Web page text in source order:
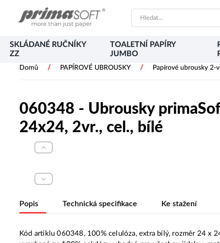
SKLÁDANÉ RUČNÍKY
ZZ
TOALETNÍ PAPÍRY
JUMBO
Domů / PAPÍROVÉ UBROUSKY / Papírové ubrousky 2-
060348 - Ubrousky
24x24, 2vr., cel., bílé
Popis Technická specifikace Ke stažení
Kód artiklu 060348, 100% celulóza, extra bílý, rozměr 24 x